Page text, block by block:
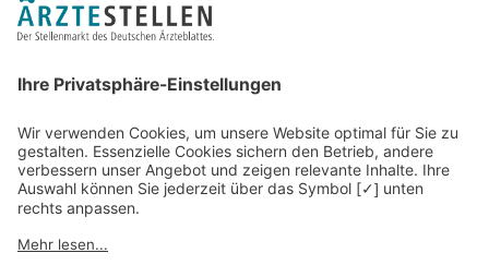
Recruiting-Podcast
Kontakt
Datenschutz
Newsletter